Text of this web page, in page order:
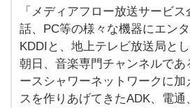
「メディアフロー放送サービ
話、PC等の様々な機器にエン
KDDIと、地上テレビ放送局と
朝日、音楽専門チャンネルで
ースシャワーネットワークに
スを作りあげてきたADK、電